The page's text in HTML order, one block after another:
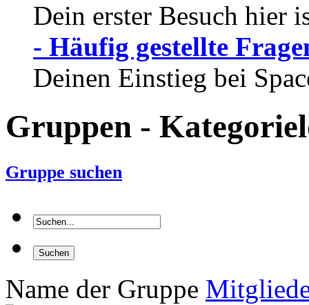
Dein erster Besuch hier
- Häufig gestellte
Deinen Einstieg bei
Gruppen -
Gruppe suchen
Name der Gruppe